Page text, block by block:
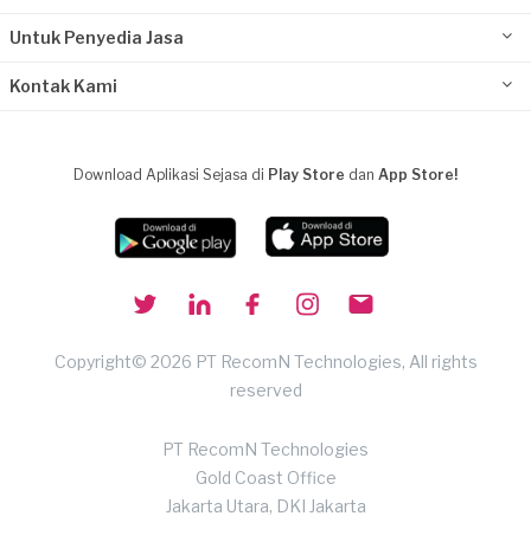
Untuk Penyedia Jasa
Kontak Kami
Download Aplikasi Sejasa di Play Store dan App Store!
Copyright© 2026 PT RecomN Technologies, All rights
reserved
PT RecomN Technologies
Gold Coast Office
Jakarta Utara, DKI Jakarta